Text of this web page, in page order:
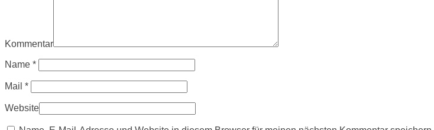
Kommentar
Name *
Mail *
Website